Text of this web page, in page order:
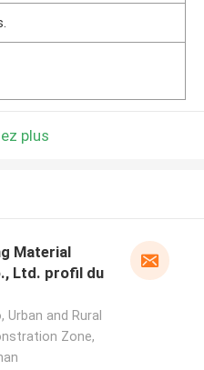
plus
Material
Ltd. profil du
Urban and Rural
Zone,